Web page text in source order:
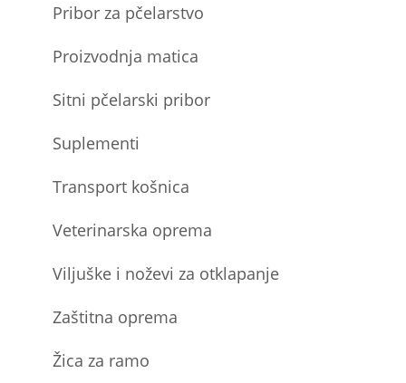
Pribor za pčelarstvo
Proizvodnja matica
Sitni pčelarski pribor
Suplementi
Transport košnica
Veterinarska oprema
Viljuške i noževi za otklapanje
Zaštitna oprema
Žica za ramo